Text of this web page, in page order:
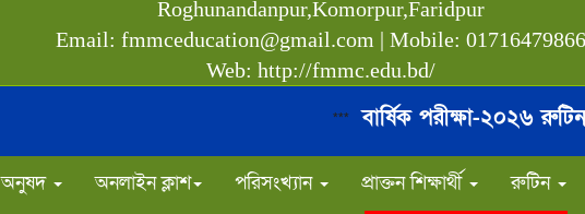
Roghunandanpur,Komorpur,Faridpur
Email: fmmceducation@gmail.com | Mobile: 01716479866
Web: http://fmmc.edu.bd/
বার্ষিক পরীক্ষা-২০২৬ রুটিন***
অনুষদ অনলাইন ক্লাশ পরিসংখ্যান প্রাক্তন শিক্ষার্থী রুটিন